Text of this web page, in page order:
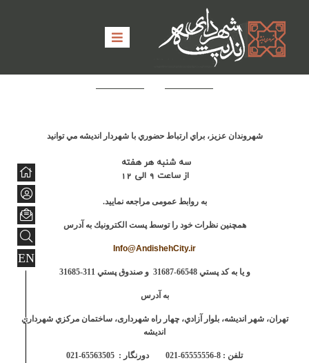
EN
شهروندان عزیز، براي ارتباط حضوري با شهردار اندیشه مي توانید
سه شنبه هر هفته
از ساعت 9 الي 12
به روابط عمومی مراجعه نمایید.
همچنين نظرات خود را توسط پست الكترونيك به آدرس
Info@AndishehCity.ir
و يا به كد پستي 66548-31687 و صندوق پستي 311-31685
به آدرس
تهران، شهر انديشه، بلوار آزادي، چهار راه شهرداری، ساختمان مركزي شهرداري
انديشه
تلفن : 8-65555556-021 دورنگار : 65563505-021